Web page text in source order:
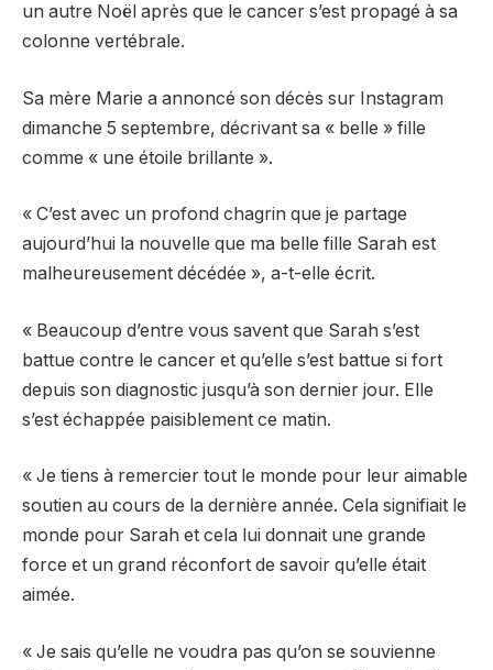
un autre Noël après que le cancer s’est propagé à sa
colonne vertébrale.
Sa mère Marie a annoncé son décès sur Instagram
dimanche 5 septembre, décrivant sa « belle » fille
comme « une étoile brillante ».
« C’est avec un profond chagrin que je partage
aujourd’hui la nouvelle que ma belle fille Sarah est
malheureusement décédée », a-t-elle écrit.
« Beaucoup d’entre vous savent que Sarah s’est
battue contre le cancer et qu’elle s’est battue si fort
depuis son diagnostic jusqu’à son dernier jour. Elle
s’est échappée paisiblement ce matin.
« Je tiens à remercier tout le monde pour leur aimable
soutien au cours de la dernière année. Cela signifiait le
monde pour Sarah et cela lui donnait une grande
force et un grand réconfort de savoir qu’elle était
aimée.
« Je sais qu’elle ne voudra pas qu’on se souvienne